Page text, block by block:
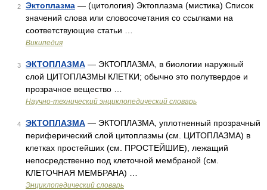
2 Эктоплазма — (цитология) Эктоплазма (мистика) Список
значений слова или словосочетания со ссылками на
соответствующие статьи …
Википедия
3 ЭКТОПЛАЗМА — ЭКТОПЛАЗМА, в биологии наружный
слой ЦИТОПЛАЗМЫ КЛЕТКИ; обычно это полутвердое и
прозрачное вещество …
Научно-технический энциклопедический словарь
4 ЭКТОПЛАЗМА — ЭКТОПЛАЗМА, уплотненный прозрачный
периферический слой цитоплазмы (см. ЦИТОПЛАЗМА) в
клетках простейших (см. ПРОСТЕЙШИЕ), лежащий
непосредственно под клеточной мембраной (см.
КЛЕТОЧНАЯ МЕМБРАНА) …
Энциклопедический словарь